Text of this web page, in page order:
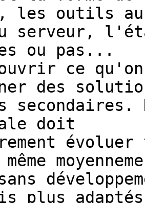
les outils au
serveur,
ou pas...
ce
des
doit
plus